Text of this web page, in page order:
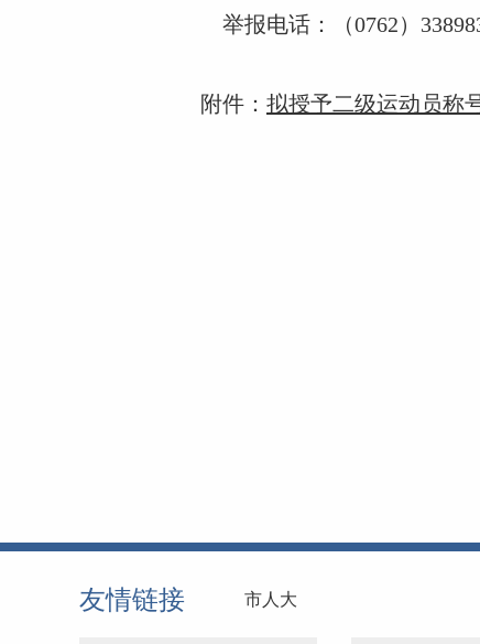
举报电话：（0762）
附件： 拟授予二级运动员称
友情链接 市人大